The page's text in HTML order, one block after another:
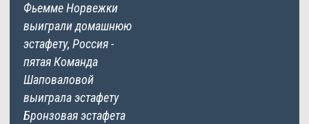
Фьемме Норвежки
выиграли домашнюю
эстафету, Россия -
пятая Команда
Шаповаловой
выиграла эстафету
Бронзовая эстафета